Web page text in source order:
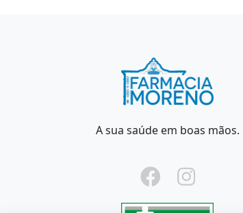
A sua saúde em boas mãos.